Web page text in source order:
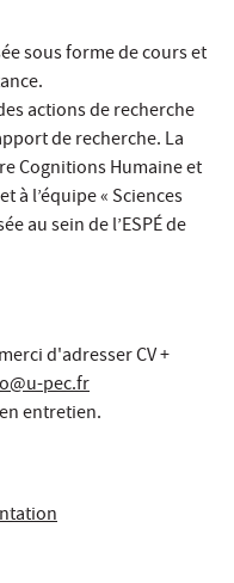
sous forme de cours et
actions de recherche
de recherche. La
Cognitions Humaine et
à l’équipe « Sciences
au sein de l’ESPÉ de
d'adresser CV +
pec.fr
entretien.